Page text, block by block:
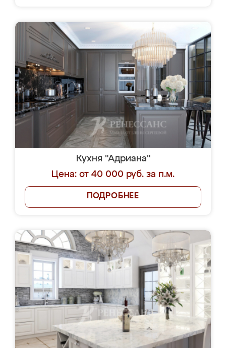
Кухня "Адриана"
Цена: от 40 000 руб. за п.м.
ПОДРОБНЕЕ